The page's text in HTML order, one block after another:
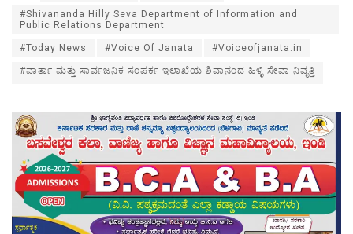
#Shivananda Hilly Seva Department of Information and
Public Relations Department
#Today News #Voice Of Janata #Voiceofjanata.in
#ವಾರ್ತಾ ಮತ್ತು ಸಾರ್ವಜನಿಕ ಸಂಪರ್ಕ ಇಲಾಖೆಯ ಶಿವಾನಂದ ಹಿಳ್ಳಿ ಸೇವಾ ನಿವೃತ್ತಿ